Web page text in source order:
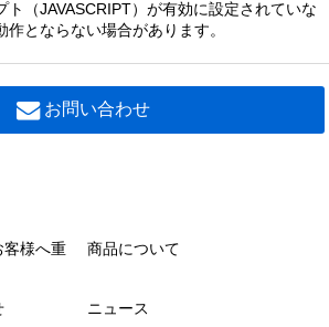
照明器具 オプション
ト（JAVASCRIPT）が有効に設定されていな
とならない場合があります。
お問い合わせ
客様へ重
商品について
ニュース